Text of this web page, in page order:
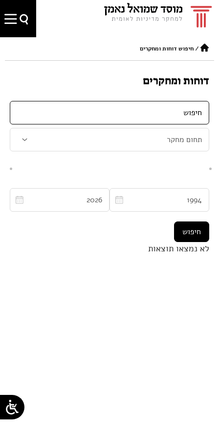
/חיפוש דוחות ומחקרים
דוחות ומחקרים
לא נמצאו תוצאות